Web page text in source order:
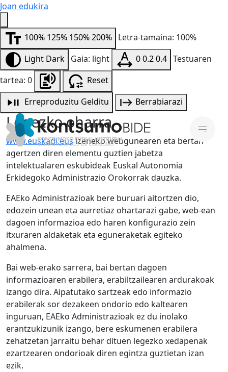
Joan edukira
100% 125% 150%200% Letra-tamaina: 100%
Light Dark Gaia: light 00.20.4 Testuaren
tartea: 0
Reset
Erreproduzitu Gelditu Berrabiarazi
Legezko oharra
www.euskadi.eusizeneko webgunearen eta bertan
agertzen diren elementu guztien jabetza
intelektualaren eskubideak Euskal Autonomia
Erkidegoko Administrazio Orokorrak dauzka.
EAEko Administrazioak bere buruari aitortzen dio,
edozein unean eta aurretiaz ohartarazi gabe, web-ean
dagoen informazioa edo haren konfigurazio zein
itxuraren aldaketak eta eguneraketak egiteko
ahalmena.
Bai web-erako sarrera, bai bertan dagoen
informazioaren erabilera, erabiltzailearen ardurakoak
izango dira. Aipatutako sartzeak edo informazio
erabilerak sor dezakeen ondorio edo kaltearen
inguruan, EAEko Administrazioak ez du inolako
erantzukizunik izango, bere eskumenen erabilera
zehatzetan jarraitu behar dituen legezko xedapenak
ezartzearen ondorioak diren egintza guztietan izan
ezik.